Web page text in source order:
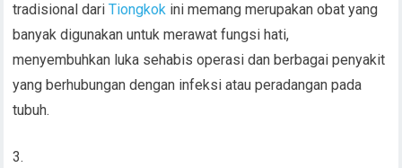
tradisional dariTiongkok ini memang merupakan obat yang
banyak digunakan untuk merawat fungsi hati,
menyembuhkan luka sehabis operasi dan berbagai penyakit
yang berhubungan dengan infeksi atau peradangan pada
tubuh.